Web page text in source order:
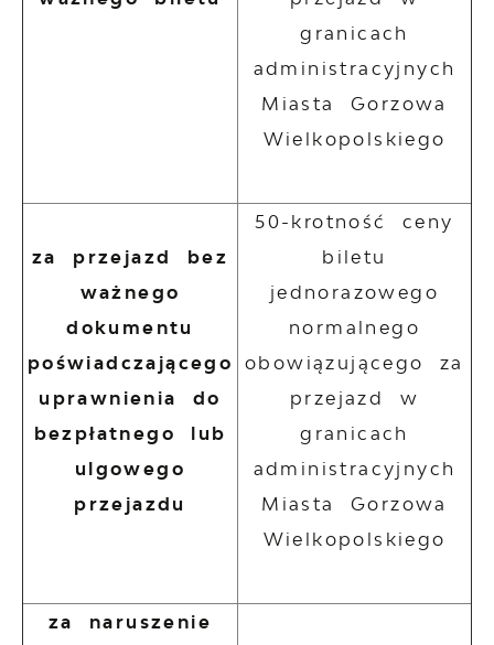
granicach
administracyjnych
Miasta Gorzowa
Wielkopolskiego
za przejazd bez
ważnego
dokumentu
poświadczającego
uprawnienia do
bezpłatnego lub
ulgowego
przejazdu
50-krotność ceny
biletu
jednorazowego
normalnego
obowiązującego za
przejazd w
granicach
administracyjnych
Miasta Gorzowa
Wielkopolskiego
za naruszenie